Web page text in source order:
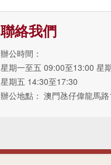
聯絡我們
辦公時間：
星期一至五 09:00至13:00 星
星期五 14:30至17:30
辦公地點： 澳門氹仔偉龍馬